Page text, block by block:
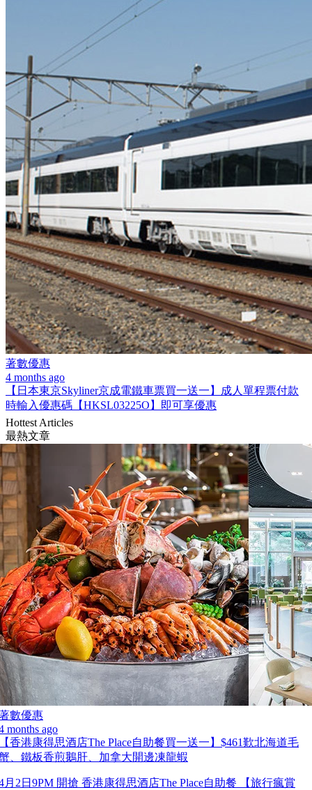
著數優惠
4 months ago
【日本東京Skyliner京成電鐵車票買一送一】成人單程票付款
時輸入優惠碼【HKSL03225O】即可享優惠
Hottest Articles
最熱文章
數優惠
months ago
香港康得思酒店The Place自助餐買一送一】$461歎北海道毛
、鐵板香煎鵝肝、加拿大開邊凍龍蝦
月2日9PM 開搶 香港康得思酒店The Place自助餐 【旅行瘋賞